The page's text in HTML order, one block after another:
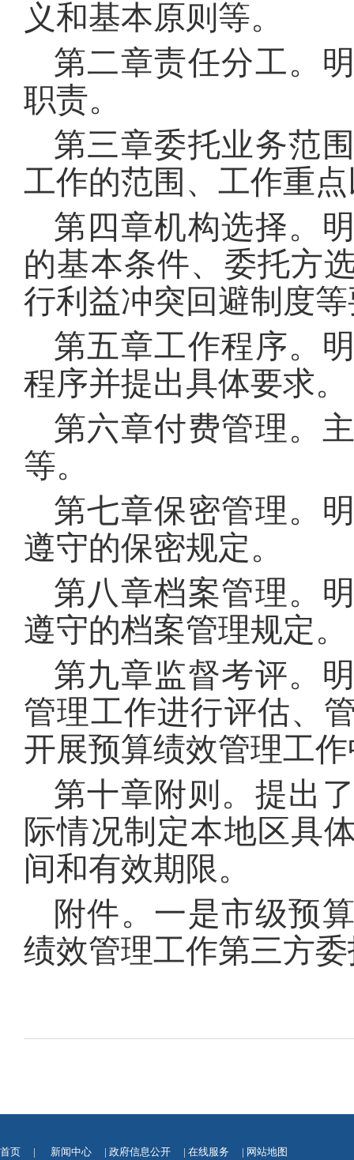
义和基本原则等。
第二章责任分工。
职责。
第三章委托业务范
工作的范围、工作重
第四章机构选择。
的基本条件、委托方
行利益冲突回避制度
第五章工作程序。
程序并提出具体要求。
第六章付费管理。
等。
第七章保密管理。
遵守的保密规定。
第八章档案管理。
遵守的档案管理规定。
第九章监督考评。
管理工作进行评估、
开展预算绩效管理工
第十章附则。提出
际情况制定本地区具
间和有效期限。
附件。一是市级预
绩效管理工作第三方
首页 | 新闻中心 | 政府信息公开 | 在线服务 | 网站地图